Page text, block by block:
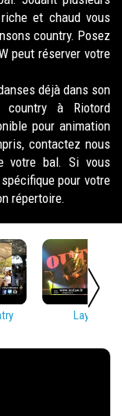
et chaud vous
country. Posez
peut réserver votre
déjà dans son
country à Riotord
pour animation
contactez nous
votre bal. Si vous
pour votre
répertoire.
Lay Low